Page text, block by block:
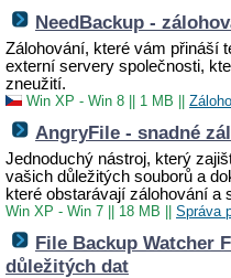
NeedBackup -
Zálohování, které vám přináší
externí servery společnosti,
zneužití.
Win XP - Win 8 1 MB
AngryFile - snadné
Jednoduchý nástroj, který
vašich důležitých souborů a
které obstarávají zálohování a
Win XP - Win 7 18 MB Správa
File Backup Watcher
důležitých dat